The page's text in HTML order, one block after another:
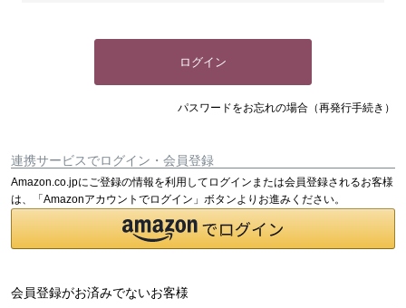
ログイン
パスワードをお忘れの場合（再発行手続き）
連携サービスでログイン・会員登録
Amazon.co.jpにご登録の情報を利用してログインまたは会員登録されるお客様
は、「Amazonアカウントでログイン」ボタンよりお進みください。
会員登録がお済みでないお客様